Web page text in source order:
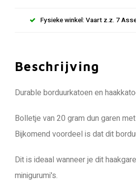
Fysieke winkel: Vaart z.z. 7
Beschrijving
Durable borduurkatoen en
Bolletje van 20 gram dun garen
Bijkomend voordeel is dat dit
Dit is ideaal wanneer je dit
minigurumi's.